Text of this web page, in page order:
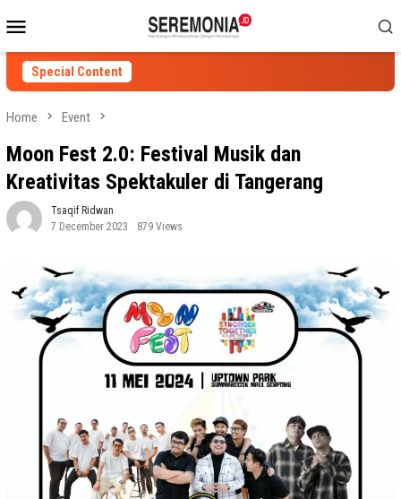
to
contentMenu
Special Content
Home Event
Moon Fest 2.0: Festival Musik dan
Kreativitas Spektakuler di Tangerang
Tsaqif Ridwan
7 December 2023
879 Views